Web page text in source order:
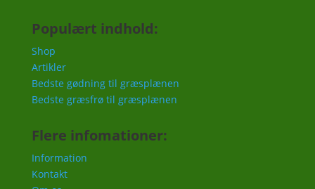
Populært indhold:
Shop
Artikler
Bedste gødning til græsplænen
Bedste græsfrø til græsplænen
Flere infomationer:
Information
Kontakt